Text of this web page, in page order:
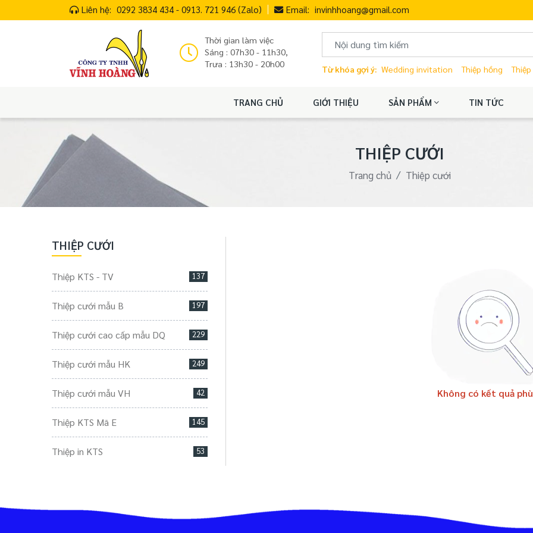
Liên hệ: 0292 3834 434 - 0913. 721 946 (Zalo) Email: invinhhoang@gmail.com
Thời gian làm việc
Sáng : 07h30 - 11h30,
Trưa : 13h30 - 20h00
Từ khóa gợi ý: Wedding invitation Thiệp hồng
TRANG CHỦ GIỚI THIỆU SẢN PHẨM TIN TỨC
THIỆP CƯỚI
Trang chủ Thiệp cưới
THIỆP CƯỚI
Thiệp KTS - TV 137
Thiệp cưới mẫu B 197
Thiệp cưới cao cấp mẫu DQ 229
Thiệp cưới mẫu HK 249
Thiệp cưới mẫu VH 42
Thiệp KTS Mã E 145
Thiệp in KTS 53
Không có kết quả